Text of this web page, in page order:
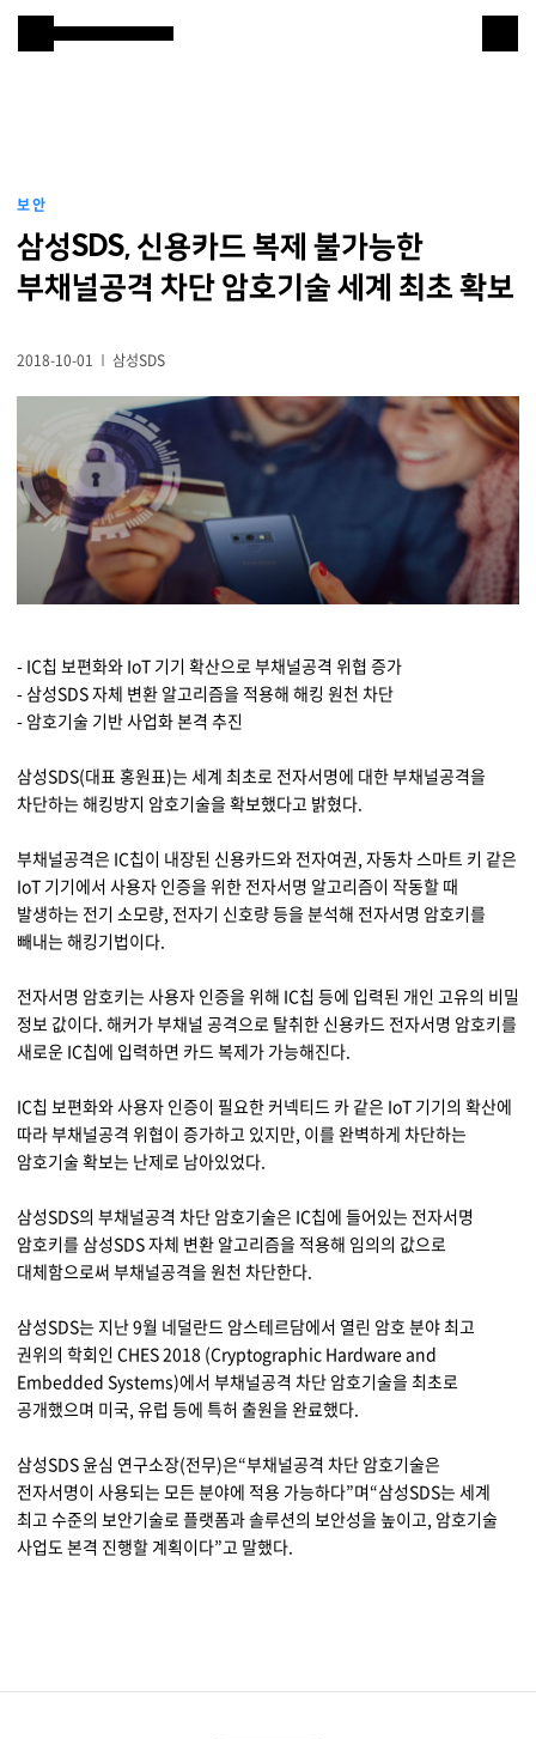
Samsung SDS
클라우드 & 인프라
비즈니스 솔루션
R&D
물류 서비스
물류 소개
Cello Square
인사이트
고객사례
리소스
회사정보
회사소개
투자정보
지속가능경영
뉴스룸
이벤트/웨비나
채용
지원
고객 지원
파트너 지원
보안
삼성SDS, 신용카드 복제 불가능한
부채널공격 차단 암호기술 세계 최초 확보
2018-10-01 삼성SDS
- IC칩 보편화와 IoT 기기 확산으로 부채널공격 위협 증가
- 삼성SDS 자체 변환 알고리즘을 적용해 해킹 원천 차단
- 암호기술 기반 사업화 본격 추진
삼성SDS(대표 홍원표)는 세계 최초로 전자서명에 대한 부채널공격을
차단하는 해킹방지 암호기술을 확보했다고 밝혔다.
부채널공격은 IC칩이 내장된 신용카드와 전자여권, 자동차 스마트 키 같은
IoT 기기에서 사용자 인증을 위한 전자서명 알고리즘이 작동할 때
발생하는 전기 소모량, 전자기 신호량 등을 분석해 전자서명 암호키를
빼내는 해킹기법이다.
전자서명 암호키는 사용자 인증을 위해 IC칩 등에 입력된 개인 고유의 비밀
정보 값이다. 해커가 부채널 공격으로 탈취한 신용카드 전자서명 암호키를
새로운 IC칩에 입력하면 카드 복제가 가능해진다.
IC칩 보편화와 사용자 인증이 필요한 커넥티드 카 같은 IoT 기기의 확산에
따라 부채널공격 위협이 증가하고 있지만, 이를 완벽하게 차단하는
암호기술 확보는 난제로 남아있었다.
삼성SDS의 부채널공격 차단 암호기술은 IC칩에 들어있는 전자서명
암호키를 삼성SDS 자체 변환 알고리즘을 적용해 임의의 값으로
대체함으로써 부채널공격을 원천 차단한다.
삼성SDS는 지난 9월 네덜란드 암스테르담에서 열린 암호 분야 최고
권위의 학회인 CHES 2018 (Cryptographic Hardware and
Embedded Systems)에서 부채널공격 차단 암호기술을 최초로
공개했으며 미국, 유럽 등에 특허 출원을 완료했다.
삼성SDS 윤심 연구소장(전무)은“부채널공격 차단 암호기술은
전자서명이 사용되는 모든 분야에 적용 가능하다”며“삼성SDS는 세계
최고 수준의 보안기술로 플랫폼과 솔루션의 보안성을 높이고, 암호기술
사업도 본격 진행할 계획이다”고 말했다.